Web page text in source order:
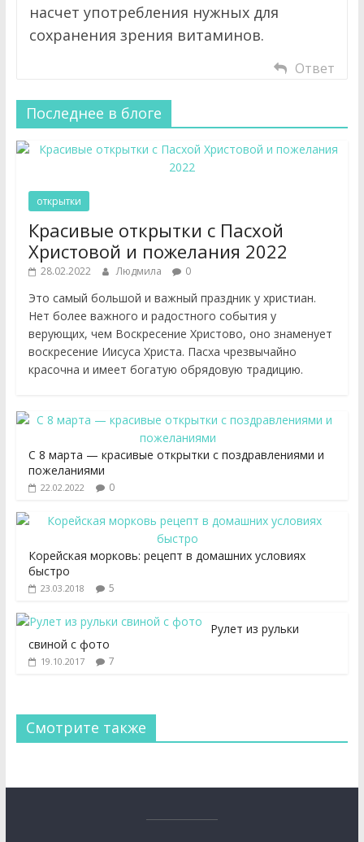
насчет употребления нужных для
сохранения зрения витаминов.
Ответ
Последнее в блоге
открытки
Красивые открытки с Пасхой
Христовой и пожелания 2022
28.02.2022 Людмила 0
Это самый большой и важный праздник у христиан.
Нет более важного и радостного события у
верующих, чем Воскресение Христово, оно знаменует
воскресение Иисуса Христа. Пасха чрезвычайно
красочна и имеет богатую обрядовую традицию.
С 8 марта — красивые открытки с поздравлениями и
пожеланиями
22.02.2022 0
Корейская морковь: рецепт в домашних условиях
быстро
23.03.2018 5
Рулет из рульки
свиной с фото
19.10.2017 7
Смотрите также